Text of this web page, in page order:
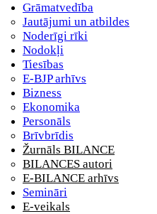
Grāmatvedība
Jautājumi un atbildes
Noderīgi rīki
Nodokļi
Tiesības
E-BJP arhīvs
Bizness
Ekonomika
Personāls
Brīvbrīdis
Žurnāls BILANCE
BILANCES autori
E-BILANCE arhīvs
Semināri
E-veikals